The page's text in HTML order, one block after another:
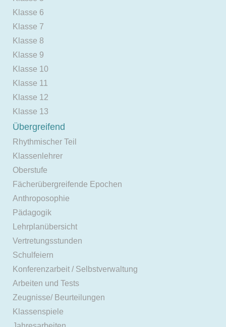
Klasse 6
Klasse 7
Klasse 8
Klasse 9
Klasse 10
Klasse 11
Klasse 12
Klasse 13
Übergreifend
Rhythmischer Teil
Klassenlehrer
Oberstufe
Fächerübergreifende Epochen
Anthroposophie
Pädagogik
Lehrplanübersicht
Vertretungsstunden
Schulfeiern
Konferenzarbeit / Selbstverwaltung
Arbeiten und Tests
Zeugnisse/ Beurteilungen
Klassenspiele